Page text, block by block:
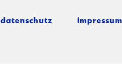
datenschutz impressum